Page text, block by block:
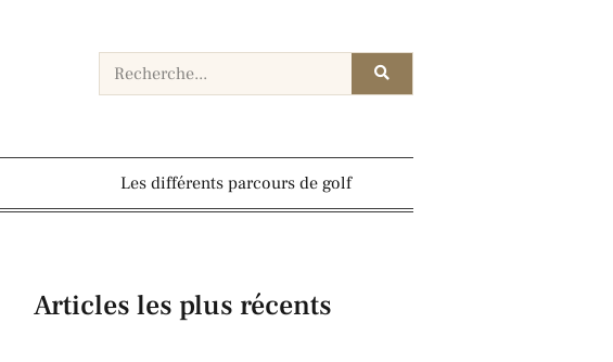
Les différents parcours de golf
Articles les plus récents